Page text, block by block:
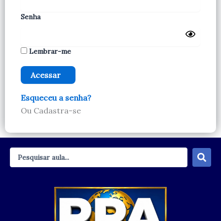
Senha
Lembrar-me
Esqueceu a senha?
Ou Cadastra-se
Pesquisar